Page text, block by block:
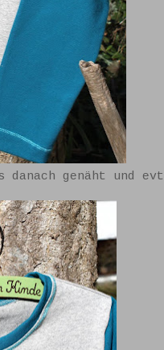
danach genäht und